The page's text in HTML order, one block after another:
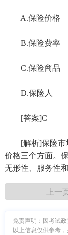
A.保险价格
B.保险费率
C.保险商品
D.保险人
[答案]C
[解析]保险市场
价格三个方面。
无形性、服务性
上一
免责声明：因考试
以上信息仅供参考